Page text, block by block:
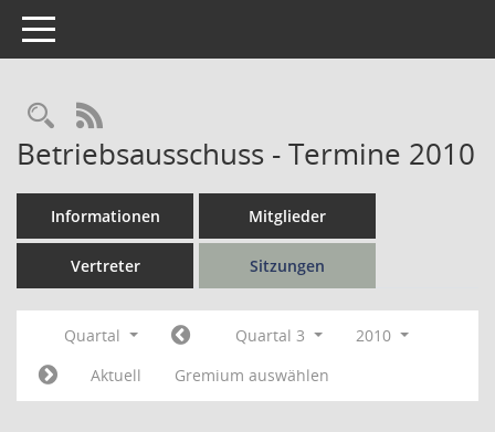
Toggle navigation
Rechercheauswahl
RSS-Feed
Betriebsausschuss - Termine 2010
Informationen Mitglieder
Vertreter Sitzungen
Quartal Quartal 3
2010
Aktuell
Gremium auswählen